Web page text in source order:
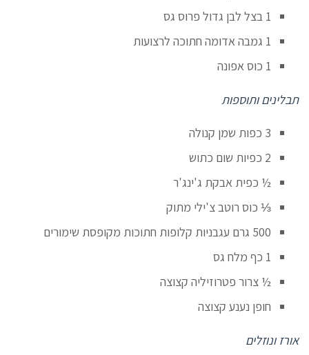
1 בצל לבן גדול פרוס גס
1 גמבה אדומה חתוכה לרצועות
1 כוס אפונה
תבלינים ותוספות
3 כפות שמן קנולה
2 כפיות שום כתוש
½ כפית אבקת ג'ינג'ר
⅓ כוס רוטב צ'ילי מתוק
500 גרם עגבניות קלופות חתוכות מקופסת שימורים
1 כף מלח גס
½ צרור פטרוזיליה קצוצה
חופן נענע קצוצה
אורז ונוזלים